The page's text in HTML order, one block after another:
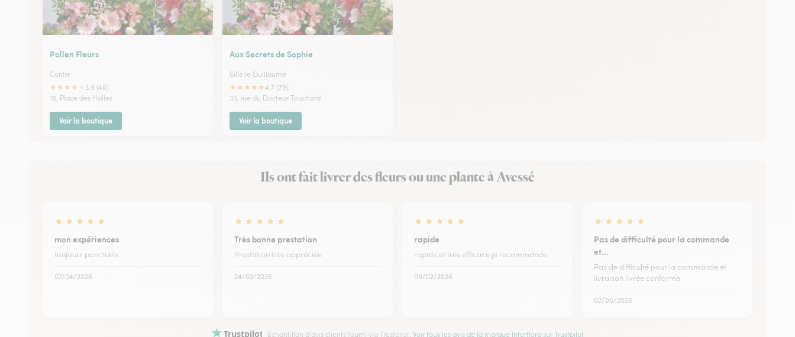
Pollen Fleurs
Conlie
★★★★
3.9 (46)
18, Place des Halles
Voir la boutique
Aux Secrets de Sophie
Sille le Guillaume
★★★★★4.7 (79)
33, rue du Docteur Touchard
Voir la boutique
Ils ont fait livrer des fleurs ou une plante à Avessé
★ ★ ★ ★ ★
mon expériences
toujours ponctuels
07/04/2026
★ ★ ★ ★ ★
Très bonne prestation
Prestation très appréciée
24/02/2026
★ ★ ★ ★ ★
rapide
rapide et très efficace je recommande
09/02/2026
★ ★ ★ ★ ★
Pas de difficulté pour la commande
et…
Pas de difficulté pour la commande et
livraison livrée conforme
02/06/2026
Trustpilot Échantillon d'avis clients fourni via Trustpilot.Voir tous les avis de la marque Interflora sur Trustpilot